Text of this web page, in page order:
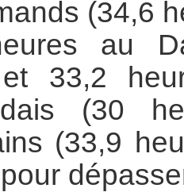
(34,6
au
33,2
(30
(33,9
pour